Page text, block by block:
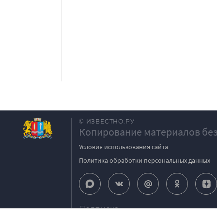
© ИЗВЕСТНО.РУ
Копирование материалов
Условия использования сайта
Политика обработки персональных данных
Подписка